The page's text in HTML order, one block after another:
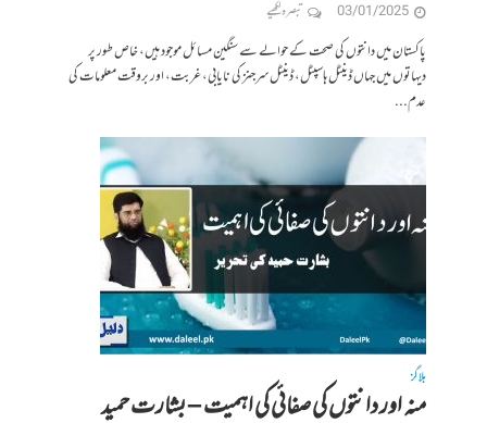
03/01/2025 تبصرہ لکھیے
پاکستان میں دانتوں کی صحت کے حوالے سے سنگین مسائل موجود ہیں، خاص طور پر
دیہاتوں میں جہاں ڈینٹل ہاسپٹل، ڈینٹل سرجنز کی نایابی، غربت، اور بروقت معلومات کی
عدم...
بلاگز
منہ اور دانتوں کی صفائی کی اہمیت – بشارت حمید